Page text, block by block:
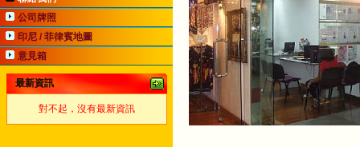
公司牌照
印尼 / 菲律賓地圖
意見箱
最新資訊
對不起，沒有最新資訊